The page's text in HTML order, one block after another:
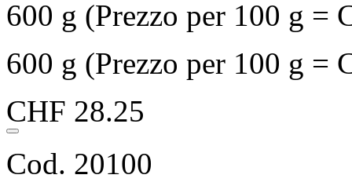
600 g (Prezzo per 100 g =
600 g (Prezzo per 100 g =
CHF 28.25
Cod. 20100